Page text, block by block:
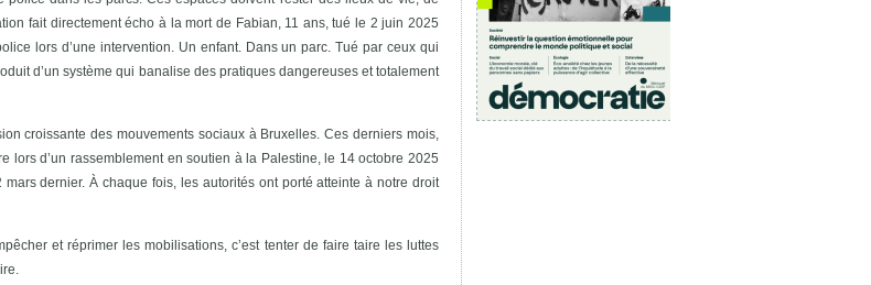
fait directement écho à la mort de Fabian, 11 ans, tué le 2 juin 2025
lors d’une intervention. Un enfant. Dans un parc. Tué par ceux qui
d’un système qui banalise des pratiques dangereuses et totalement
croissante des mouvements sociaux à Bruxelles. Ces derniers mois,
lors d’un rassemblement en soutien à la Palestine, le 14 octobre 2025
dernier. À chaque fois, les autorités ont porté atteinte à notre droit
et réprimer les mobilisations, c’est tenter de faire taire les luttes